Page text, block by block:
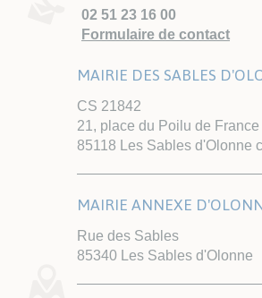
02 51 23 16 00
Formulaire de contact
MAIRIE DES SABLES
CS 21842
21, place du Poilu de France
85118 Les Sables d'Olonne
MAIRIE ANNEXE
Rue des Sables
85340 Les Sables d'Olonne